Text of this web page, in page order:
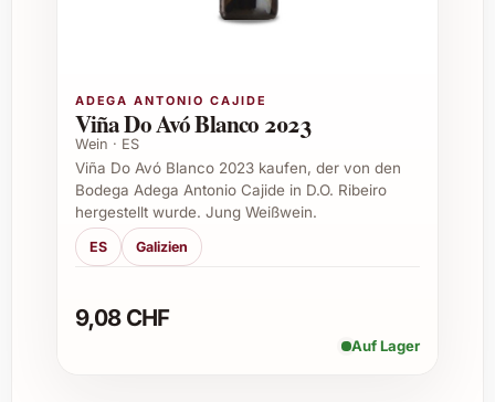
verpackt geliefert, damit Qualität und
Frische garantiert sind und das
Auspacken zum Genuss wird.
Wie lange ist Ritme +Ritme 2023 haltbar?
angemessene Haltbarkeit auf. Detaillierte
ADEGA ANTONIO CAJIDE
Viña Do Avó Blanco 2023
Wein · ES
Viña Do Avó Blanco 2023 kaufen, der von den
Bodega Adega Antonio Cajide in D.O. Ribeiro
hergestellt wurde. Jung Weißwein.
ES Galizien
9,08 CHF
Auf Lager